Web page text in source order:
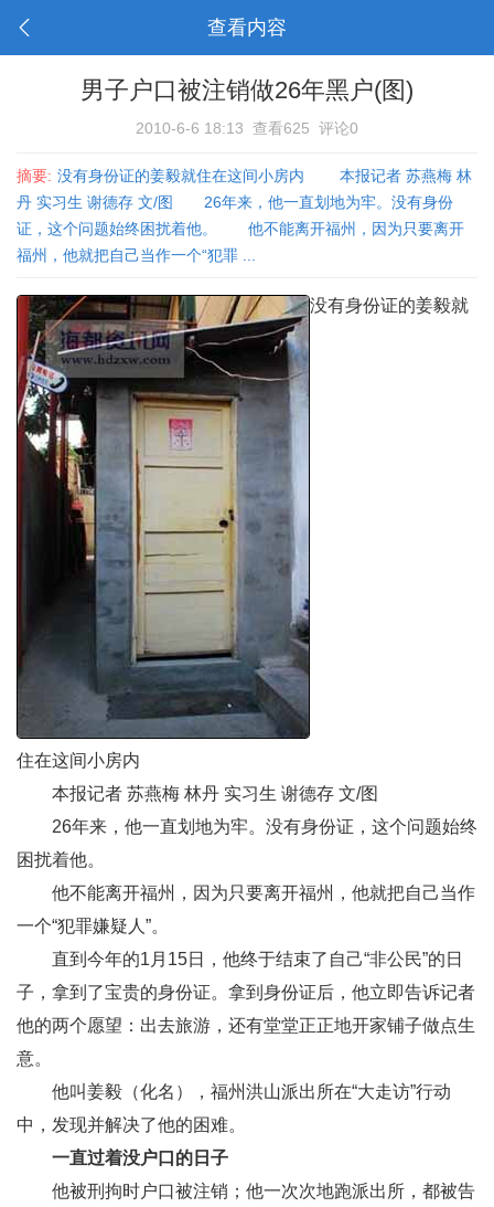
查看内容
男子户口被注销做26年黑户(图)
2010-6-6 18:13 查看625 评论0
摘要: 没有身份证的姜毅就住在这间小房内 本报记者 苏燕梅 林
丹 实习生 谢德存 文/图 26年来，他一直划地为牢。没有身份
证，这个问题始终困扰着他。 他不能离开福州，因为只要离开
福州，他就把自己当作一个“犯罪 ...
没有身份证的姜毅就
住在这间小房内
本报记者 苏燕梅 林丹 实习生 谢德存 文/图
26年来，他一直划地为牢。没有身份证，这个问题始终
困扰着他。
他不能离开福州，因为只要离开福州，他就把自己当作
一个“犯罪嫌疑人”。
直到今年的1月15日，他终于结束了自己“非公民”的日
子，拿到了宝贵的身份证。拿到身份证后，他立即告诉记者
他的两个愿望：出去旅游，还有堂堂正正地开家铺子做点生
意。
他叫姜毅（化名），福州洪山派出所在“大走访”行动
中，发现并解决了他的困难。
一直过着没户口的日子
他被刑拘时户口被注销；他一次次地跑派出所，都被告